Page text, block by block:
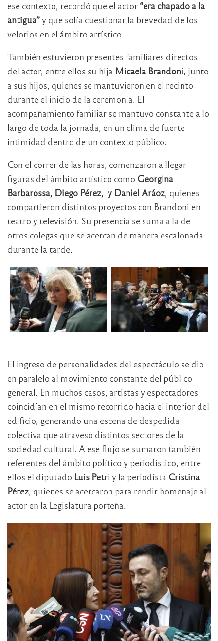
ese contexto, recordó que el actor “era chapado a la
antigua”y que solía cuestionar la brevedad de los
velorios en el ámbito artístico.
También estuvieron presentes familiares directos
del actor, entre ellos su hija Micaela Brandoni, junto
a sus hijos, quienes se mantuvieron en el recinto
durante el inicio de la ceremonia. El
acompañamiento familiar se mantuvo constante a lo
largo de toda la jornada, en un clima de fuerte
intimidad dentro de un contexto público.
Con el correr de las horas, comenzaron a llegar
figuras del ámbito artístico como Georgina
Barbarossa, Diego Pérez, y Daniel Aráoz, quienes
compartieron distintos proyectos con Brandoni en
teatro y televisión. Su presencia se suma a la de
otros colegas que se acercan de manera escalonada
durante la tarde.
El ingreso de personalidades del espectáculo se dio
en paralelo al movimiento constante del público
general. En muchos casos, artistas y espectadores
coincidían en el mismo recorrido hacia el interior del
edificio, generando una escena de despedida
colectiva que atravesó distintos sectores de la
sociedad cultural. A ese flujo se sumaron también
referentes del ámbito político y periodístico, entre
ellos el diputado Luis Petri y la periodista Cristina
Pérez, quienes se acercaron para rendir homenaje al
actor en la Legislatura porteña.